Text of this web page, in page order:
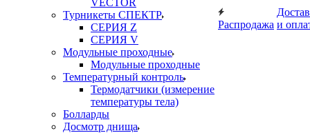
VECTOR
Турникеты СПЕКТР
СЕРИЯ Z
СЕРИЯ V
Модульные проходные
Модульные проходные
Температурный контроль
Термодатчики (измерение
температуры тела)
Болларды
Досмотр днища
Распродажа и